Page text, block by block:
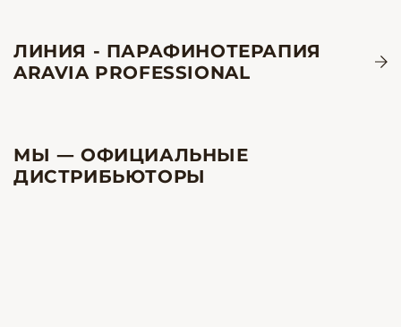
ЛИНИЯ - ПАРАФИНОТЕРАПИЯ
ARAVIA PROFESSIONAL
МЫ — ОФИЦИАЛЬНЫЕ
ДИСТРИБЬЮТОРЫ